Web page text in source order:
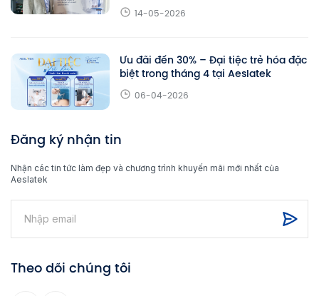
14-05-2026
Ưu đãi đến 30% – Đại tiệc trẻ hóa đặc
biệt trong tháng 4 tại Aeslatek
06-04-2026
Đăng ký nhận tin
Nhận các tin tức làm đẹp và chương trình khuyến mãi mới nhất của
Aeslatek
Theo dõi chúng tôi